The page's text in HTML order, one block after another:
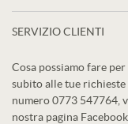
SERVIZIO CLIENTI
Cosa possiamo fare
subito alle tue
numero 0773 547764,
nostra pagina Facebook.